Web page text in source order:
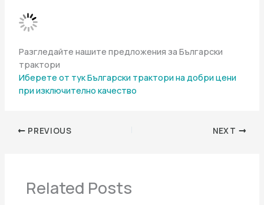
Разгледайте нашите предложения за Български
трактори
Иберете от тукБългарски трактори на добри цени
при изключително качество
PREVIOUS NEXT
Related Posts